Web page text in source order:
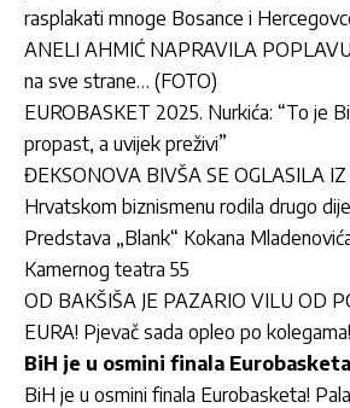
rasplakati mnoge Bosance i
ANELI AHMIĆ NAPRAVILA
na sve strane… (FOTO)
EUROBASKET 2025. Nurkića: “To je
propast, a uvijek preživi”
ĐEKSONOVA BIVŠA SE OGLASILA
Hrvatskom biznismenu rodila drugo
Predstava „Blank“ Kokana
Kamernog teatra 55
OD BAKŠIŠA JE PAZARIO VILU OD
EURA! Pjevač sada opleo po kolegama!
BiH je u osmini finala
BiH je u osmini finala Eurobasketa!